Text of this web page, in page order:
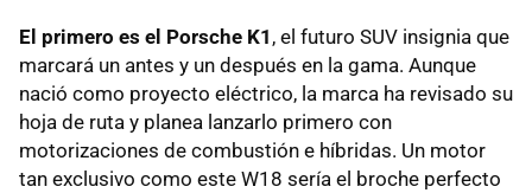
El primero es el Porsche K1 , el futuro SUV insignia que
marcará un antes y un después en la gama. Aunque
nació como proyecto eléctrico, la marca ha revisado su
hoja de ruta y planea lanzarlo primero con
motorizaciones de combustión e híbridas. Un motor
tan exclusivo como este W18 sería el broche perfecto